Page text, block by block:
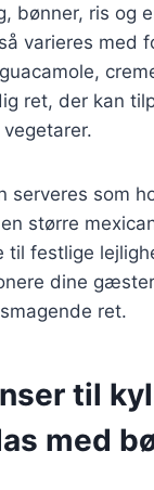
bønner, ris og
varieres med
ret, der kan
serveres som
større
til festlige
dine
ret.
til
med